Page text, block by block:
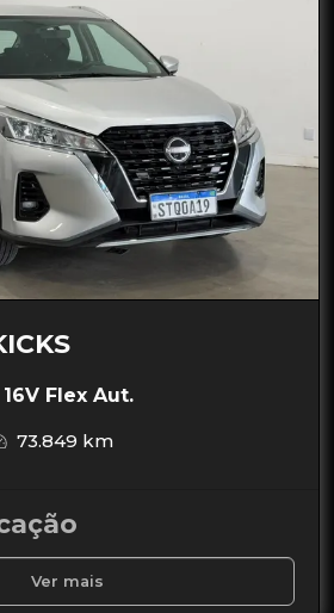
Flex Aut.
73.849 km
Ver mais